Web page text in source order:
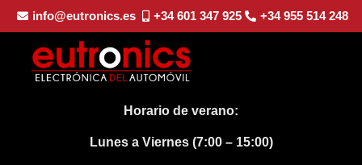
info@eutronics.es +34 601 347 925 +34 955 514 248
Horario de verano:
Lunes a Viernes (7:00 – 15:00)